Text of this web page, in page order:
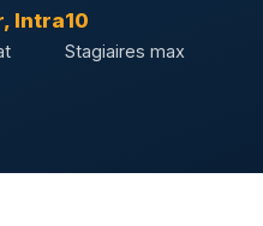
Intra10
Stagiaires max